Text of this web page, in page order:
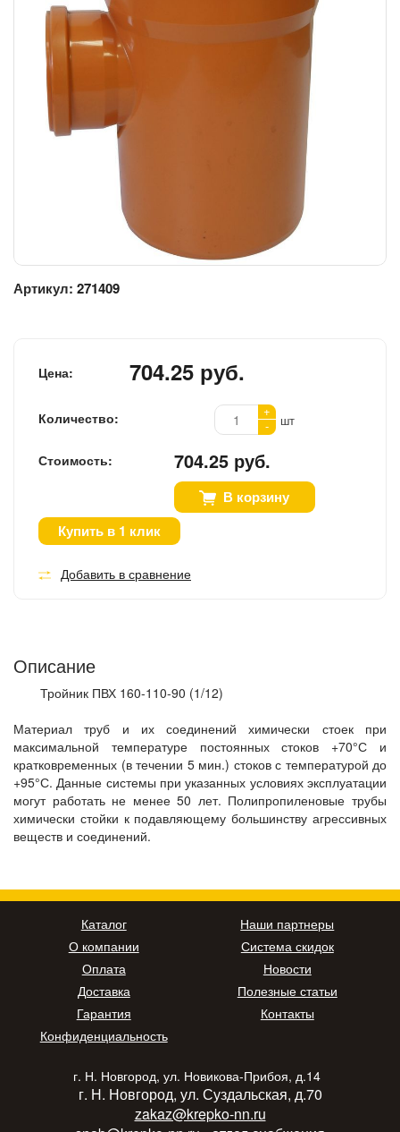
Артикул: 271409
Цена: 704.25 руб.
Количество:
+
-
шт
Стоимость: 704.25 руб.
В корзину
Купить в 1 клик
Добавить в сравнение
Описание
Тройник ПВХ 160-110-90 (1/12)
Материал труб и их соединений химически стоек при
максимальной температуре постоянных стоков +70°С и
кратковременных (в течении 5 мин.) стоков с температурой до
+95°С. Данные системы при указанных условиях эксплуатации
могут работать не менее 50 лет. Полипропиленовые трубы
химически стойки к подавляющему большинству агрессивных
веществ и соединений.
Каталог
О компании
Оплата
Доставка
Гарантия
Конфиденциальность
Наши партнеры
Система скидок
Новости
Полезные статьи
Контакты
г. Н. Новгород, ул. Новикова-Прибоя, д.14
г. Н. Новгород, ул. Суздальская, д.70
zakaz@krepko-nn.ru